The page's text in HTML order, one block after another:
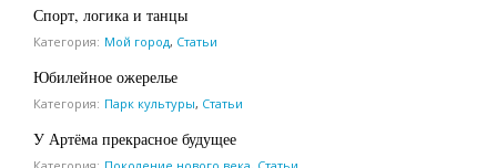
Спорт, логика и танцы
Категория: Мой город, Статьи
Юбилейное ожерелье
Категория: Парк культуры, Статьи
У Артёма прекрасное будущее